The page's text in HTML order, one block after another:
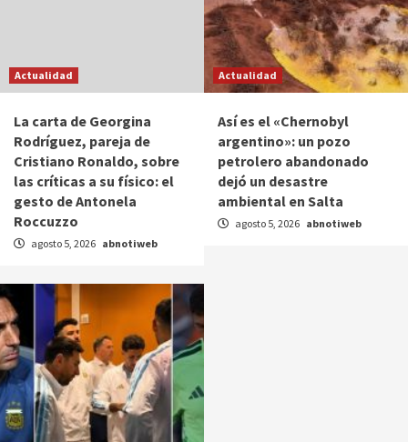
Actualidad
La carta de Georgina
Rodríguez, pareja de
Cristiano Ronaldo, sobre
las críticas a su físico: el
gesto de Antonela
Roccuzzo
agosto 5, 2026 abnotiweb
Actualidad
Así es el «Chernobyl
argentino»: un pozo
petrolero abandonado
dejó un desastre
ambiental en Salta
agosto 5, 2026 abnotiweb